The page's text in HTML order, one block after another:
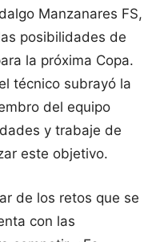
Manzanares FS,
posibilidades de
la próxima Copa.
técnico subrayó la
del equipo
y trabaje de
este objetivo.
de los retos que se
con las